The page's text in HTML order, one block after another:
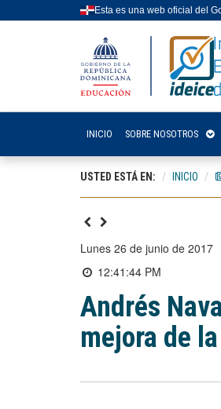
Esta es una web oficial del
INICIO SOBRE NOSOTROS
USTED ESTÁ EN: INICIO
lunes 26 de junio de 2017
12:41:44 PM
Andrés
mejora de